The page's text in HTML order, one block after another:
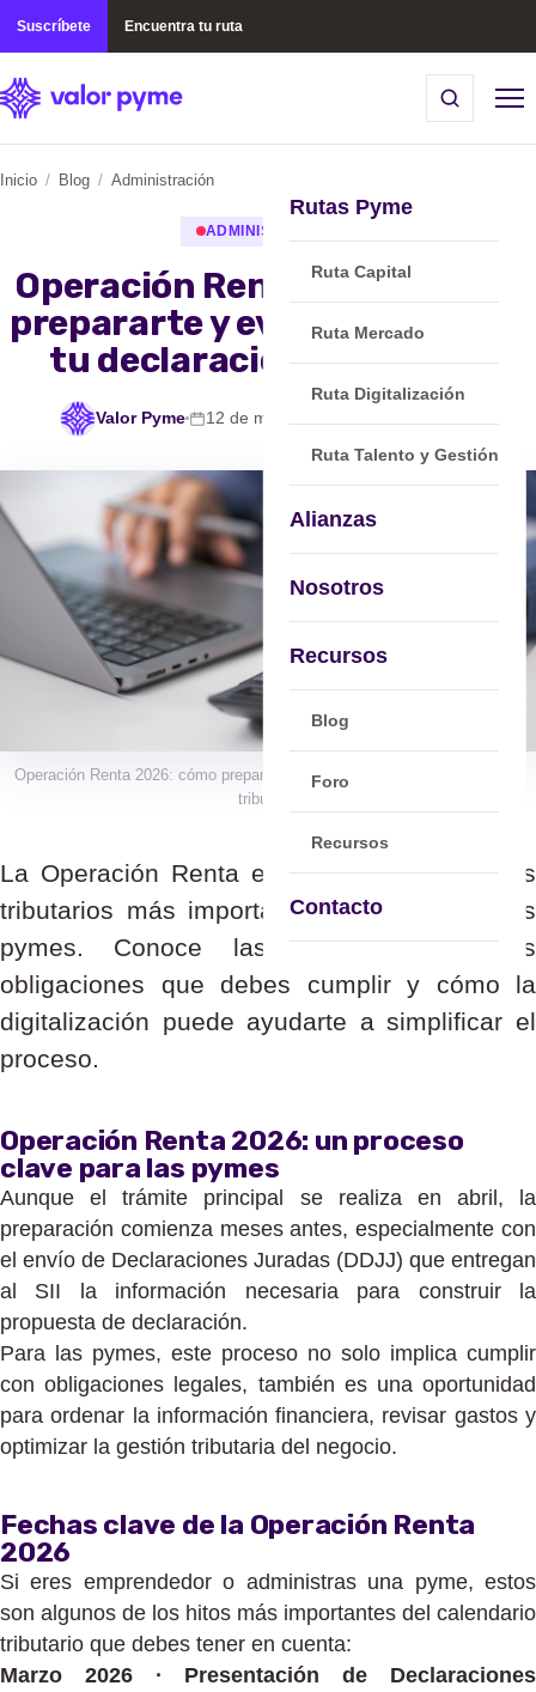
Suscríbete Encuentra tu ruta
Rutas Pyme
Ruta Capital
Ruta Mercado
Ruta Digitalización
Ruta Talento y Gestión
Alianzas
Nosotros
Recursos
Blog
Foro
Recursos
Contacto
Inicio / Blog / Administración
ADMINISTRACIÓN
Operación Renta 2026: cómo
prepararte y evitar errores en
tu declaración tributaria
Valor Pyme 12 de marzo, 2026
Operación Renta 2026: cómo prepararte y evitar errores en tu declaración
tributaria
La Operación Renta es uno de los procesos
tributarios más importantes del año para las
pymes. Conoce las fechas clave, las
obligaciones que debes cumplir y cómo la
digitalización puede ayudarte a simplificar el
proceso.
Operación Renta 2026: un proceso
clave para las pymes
Aunque el trámite principal se realiza en abril, la
preparación comienza meses antes, especialmente con
el envío de Declaraciones Juradas (DDJJ) que entregan
al SII la información necesaria para construir la
propuesta de declaración.
Para las pymes, este proceso no solo implica cumplir
con obligaciones legales, también es una oportunidad
para ordenar la información financiera, revisar gastos y
optimizar la gestión tributaria del negocio.
Fechas clave de la Operación Renta
2026
Si eres emprendedor o administras una pyme, estos
son algunos de los hitos más importantes del calendario
tributario que debes tener en cuenta:
Marzo 2026 · Presentación de Declaraciones